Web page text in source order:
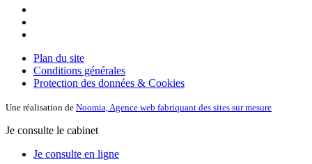
Plan du site
Conditions générales
Protection des données & Cookies
Une réalisation de Noomia, Agence web fabriquant des sites sur mesure
Je consulte le cabinet
Je consulte en ligne